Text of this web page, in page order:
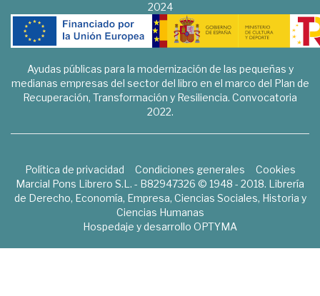
2024
Ayudas públicas para la modernización de las pequeñas y
medianas empresas del sector del libro en el marco del Plan de
Recuperación, Transformación y Resiliencia. Convocatoria
2022.
Política de privacidad Condiciones generales
Cookies
Marcial Pons Librero S.L. - B82947326 © 1948 - 2018. Librería
de Derecho, Economía, Empresa, Ciencias Sociales, Historia y
Ciencias Humanas
Hospedaje y desarrollo OPTYMA